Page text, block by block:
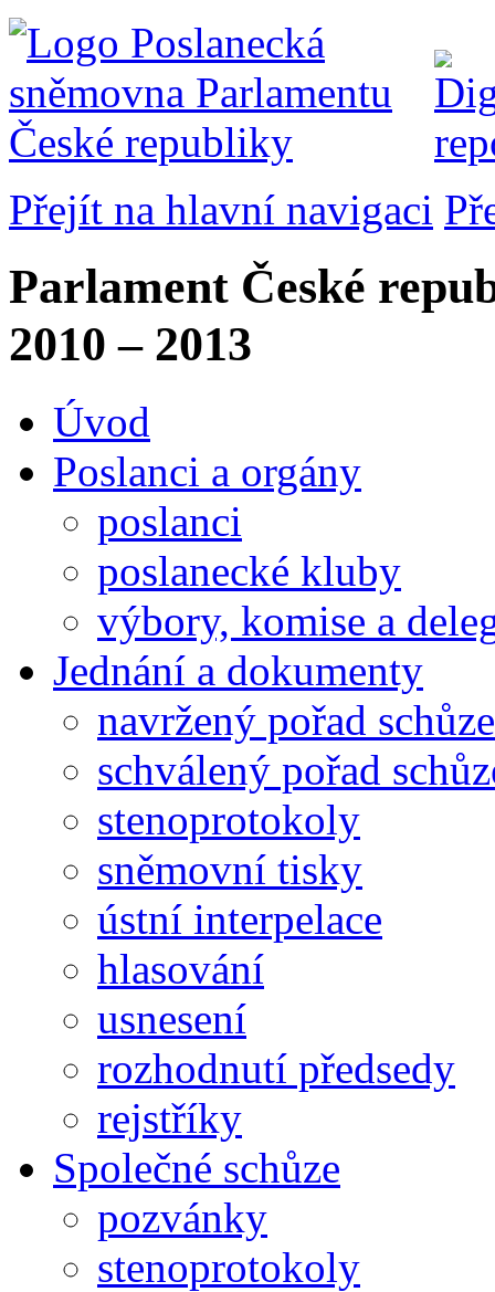
Přejít na hlavní navigaci
Parlament České
2010 – 2013
Úvod
Poslanci a orgány
poslanci
poslanecké kluby
výbory, komise a
Jednání a dokumenty
navržený pořad schůze
schválený pořad
stenoprotokoly
sněmovní tisky
ústní interpelace
hlasování
usnesení
rozhodnutí předsedy
rejstříky
Společné schůze
pozvánky
stenoprotokoly